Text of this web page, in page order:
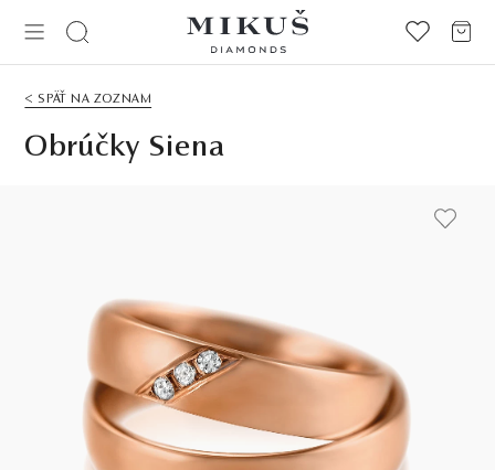
< SPÄŤ NA ZOZNAM
Obrúčky Siena